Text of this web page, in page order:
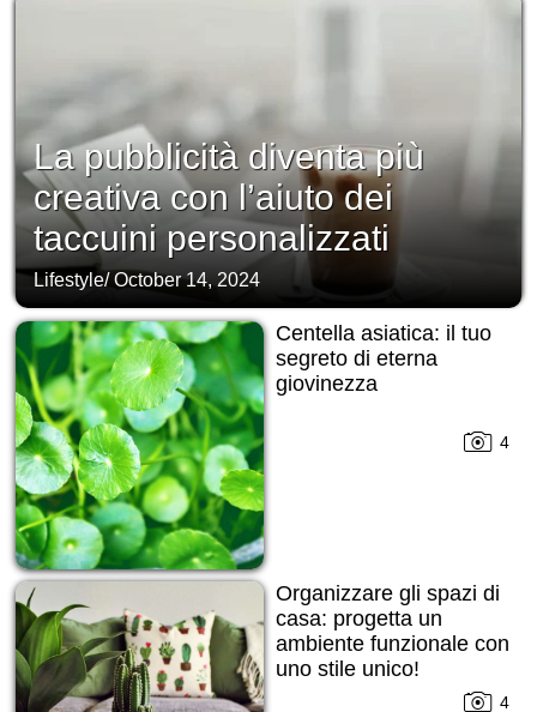
La pubblicità diventa più
creativa con l’aiuto dei
taccuini personalizzati
Lifestyle/October 14, 2024
Centella asiatica: il tuo
segreto di eterna
giovinezza
4
Organizzare gli spazi di
casa: progetta un
ambiente funzionale con
uno stile unico!
4